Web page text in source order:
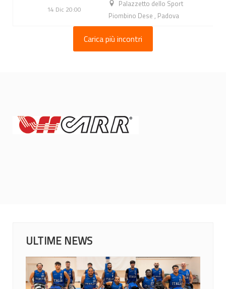
14 Dic 20:00
Palazzetto dello Sport
Piombino Dese , Padova
Carica più incontri
ULTIME NEWS